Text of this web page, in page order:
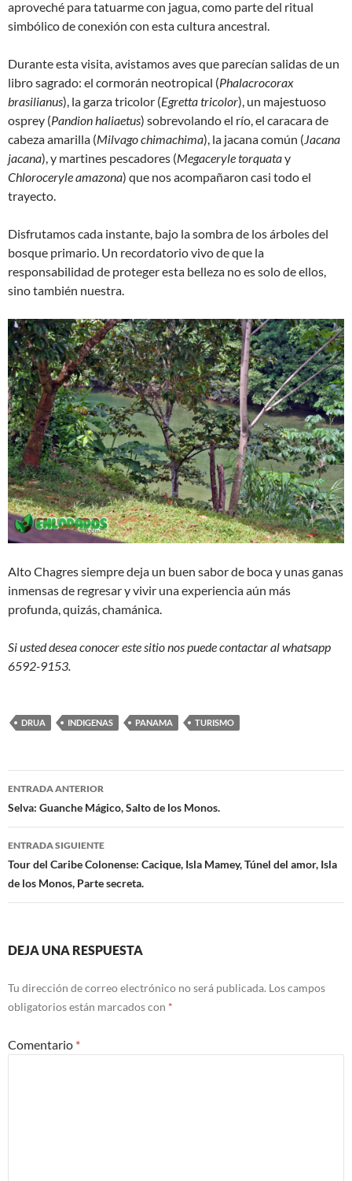
aproveché para tatuarme con jagua, como parte del ritual
simbólico de conexión con esta cultura ancestral.
Durante esta visita, avistamos aves que parecían salidas de un
libro sagrado: el cormorán neotropical (Phalacrocorax
brasilianus), la garza tricolor (Egretta tricolor), un majestuoso
osprey (Pandion haliaetus) sobrevolando el río, el caracara de
cabeza amarilla (Milvago chimachima), la jacana común (Jacana
jacana), y martines pescadores (Megaceryle torquatay
Chloroceryle amazona) que nos acompañaron casi todo el
trayecto.
Disfrutamos cada instante, bajo la sombra de los árboles del
bosque primario. Un recordatorio vivo de que la
responsabilidad de proteger esta belleza no es solo de ellos,
sino también nuestra.
Alto Chagres siempre deja un buen sabor de boca y unas ganas
inmensas de regresar y vivir una experiencia aún más
profunda, quizás, chamánica.
Si usted desea conocer este sitio nos puede contactar al whatsapp
6592-9153.
DRUA INDIGENAS PANAMA TURISMO
Navegación
de
entradas
ENTRADA ANTERIOR
Selva: Guanche Mágico, Salto de los Monos.
ENTRADA SIGUIENTE
Tour del Caribe Colonense: Cacique, Isla Mamey, Túnel del amor, Isla
de los Monos, Parte secreta.
DEJA UNA RESPUESTA
Tu dirección de correo electrónico no será publicada. Los campos
obligatorios están marcados con *
Comentario *